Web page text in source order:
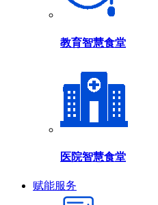
教育智慧食堂
医院智慧食堂
赋能服务